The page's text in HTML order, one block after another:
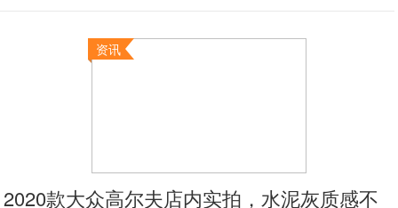
资讯
2020款大众高尔夫店内实拍，水泥灰质感不